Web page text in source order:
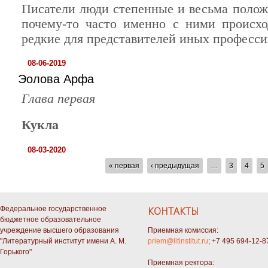
Писатели люди степенные и весьма
почему-то часто именно с ними
редкие для представителей иных
08-06-2019
Эолова Арфа
Глава первая
Кукла
08-03-2020
« первая ‹ предыдущая 3 4 5
Федеральное государственное
бюджетное образовательное
учреждение высшего образования
"Литературный институт имени А. М.
Горького"
КОНТАКТЫ
Приемная комиссия:
priem@litinstitut.ru; +7 495 694-12-
Приемная ректора: